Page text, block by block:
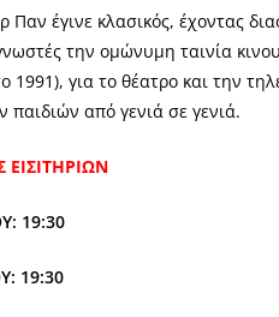
Παν έγινε κλασικός, έχοντας
την ομώνυμη ταινία
1991), για το θέατρο και την
παιδιών από γενιά σε γενιά.
ΕΙΣΙΤΗΡΙΩΝ
19:30
19:30